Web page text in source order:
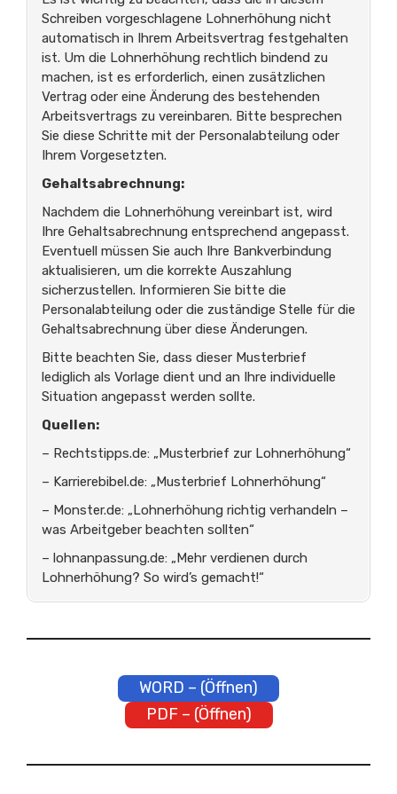
Schreiben vorgeschlagene Lohnerhöhung nicht
automatisch in Ihrem Arbeitsvertrag festgehalten
ist. Um die Lohnerhöhung rechtlich bindend zu
machen, ist es erforderlich, einen zusätzlichen
Vertrag oder eine Änderung des bestehenden
Arbeitsvertrags zu vereinbaren. Bitte besprechen
Sie diese Schritte mit der Personalabteilung oder
Ihrem Vorgesetzten.
Gehaltsabrechnung:
Nachdem die Lohnerhöhung vereinbart ist, wird
Ihre Gehaltsabrechnung entsprechend angepasst.
Eventuell müssen Sie auch Ihre Bankverbindung
aktualisieren, um die korrekte Auszahlung
sicherzustellen. Informieren Sie bitte die
Personalabteilung oder die zuständige Stelle für die
Gehaltsabrechnung über diese Änderungen.
Bitte beachten Sie, dass dieser Musterbrief
lediglich als Vorlage dient und an Ihre individuelle
Situation angepasst werden sollte.
Quellen:
– Rechtstipps.de: „Musterbrief zur Lohnerhöhung“
– Karrierebibel.de: „Musterbrief Lohnerhöhung“
– Monster.de: „Lohnerhöhung richtig verhandeln –
was Arbeitgeber beachten sollten“
– lohnanpassung.de: „Mehr verdienen durch
Lohnerhöhung? So wird’s gemacht!“
WORD – (Öffnen)
PDF – (Öffnen)